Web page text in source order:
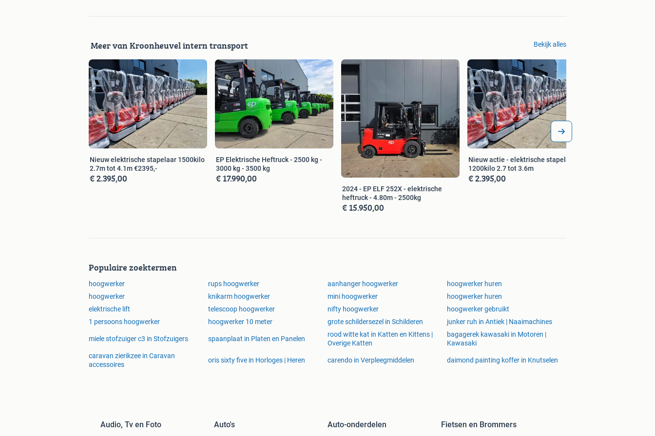
elektrische palletwagen , still heftruck , toyota heftruck , linde heftruck , jungheinrich heftruck
, ep heftruck , linde stapelaar , jungheinrich stapelaar , ep stapelaar , still stapelaar , bt
stapelaar , linde reachtruck , still reachtruck , jungheinrich reactruck , Genie , zoomlion , jlg , jd
, Haulotte , Skyjack , Niftylift , elektrische knikarmhoogwerker, schaarhoogwerker , telescoop
hoogwerker,
Meer van Kroonheuvel intern transport Bekijk alles
Nieuw elektrische stapelaar 1500kilo
2.7m tot 4.1m €2395,-
€ 2.395,00
EP Elektrische Heftruck - 2500 kg -
3000 kg - 3500 kg
€ 17.990,00
2024 - EP ELF 252X - elektrische
heftruck - 4.80m - 2500kg
€ 15.950,00
Nieuw actie - elektrische stapelaar -
1200kilo 2.7 tot 3.6m
€ 2.395,00
Populaire zoektermen
hoogwerker rups hoogwerker aanhanger hoogwerker
hoogwerker huren
hoogwerker
knikarm hoogwerker mini hoogwerker
hoogwerker huren
elektrische lift
telescoop hoogwerker nifty hoogwerker
hoogwerker gebruikt
1 persoons hoogwerker
hoogwerker 10 meter grote schildersezel in Schilderen junker ruh in Antiek | Naaimachines
miele stofzuiger c3 in Stofzuigers spaanplaat in Platen en Panelen
rood witte kat in Katten en Kittens |
Overige Katten
bagagerek kawasaki in Motoren |
Kawasaki
caravan zierikzee in Caravan
accessoires
oris sixty five in Horloges | Heren carendo in Verpleegmiddelen daimond painting koffer in Knutselen
Audio, Tv en Foto Auto's Auto-onderdelen Fietsen en Brommers